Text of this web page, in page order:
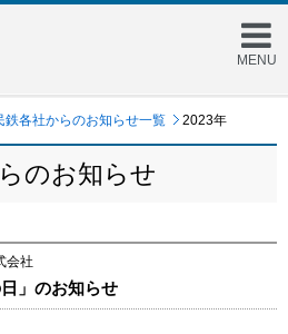
MENU
鉄各社からのお知らせ一覧 2023年
のお知らせ
会社
」のお知らせ